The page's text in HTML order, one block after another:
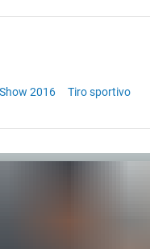
2016 Tiro sportivo